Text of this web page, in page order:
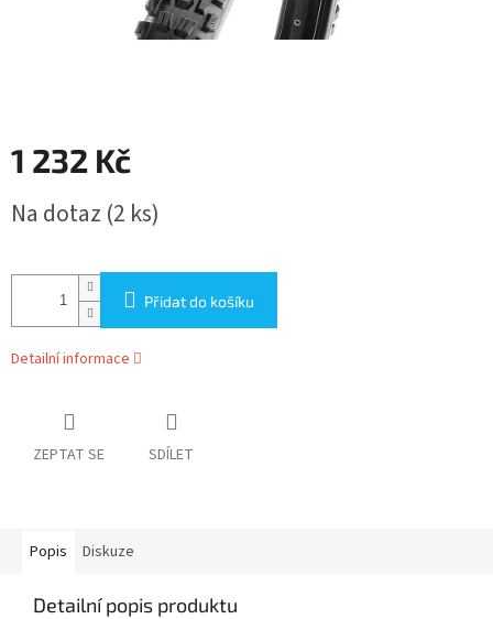
1 232 Kč
cena:
Na dotaz (2 ks)
Přidat do košíku
Detailní informace
ZEPTAT SE SDÍLET
Popis Diskuze
Detailní popis produktu